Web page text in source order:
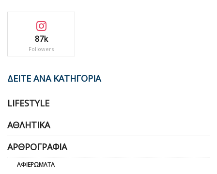
87k
Followers
ΔΕΙΤΕ ΑΝΑ ΚΑΤΗΓΟΡΙΑ
LIFESTYLE
ΑΘΛΗΤΙΚΆ
ΑΡΘΡΟΓΡΑΦΊΑ
ΑΦΙΕΡΏΜΑΤΑ